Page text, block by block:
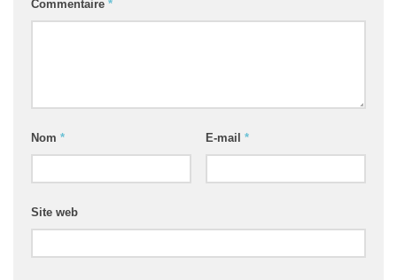
Commentaire *
Nom * E-mail *
Site web